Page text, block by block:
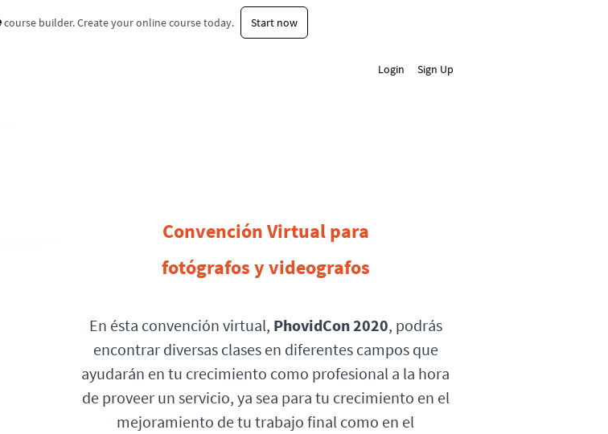
course builder. Create your online course today. Start now
Login Sign Up
Convención Virtual para
fotógrafos y videografos
En ésta convención virtual, PhovidCon 2020, podrás
encontrar diversas clases en diferentes campos que
ayudarán en tu crecimiento como profesional a la hora
de proveer un servicio, ya sea para tu crecimiento en el
mejoramiento de tu trabajo final como en el